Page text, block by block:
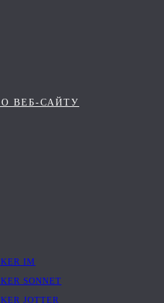
ВЕБ-САЙТУ
IM
SONNET
JOTTER